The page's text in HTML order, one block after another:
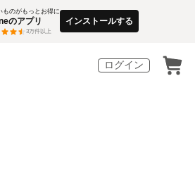
ものがもっとお得に
のアプリ
3万件以上
インストールする
ログイン